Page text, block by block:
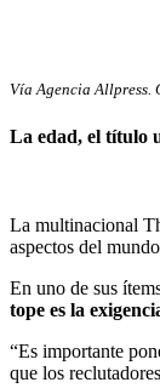
Vía Agencia Allpress.
La edad, el título
La multinacional
aspectos del
En uno de sus
tope es la
“Es importante
que los